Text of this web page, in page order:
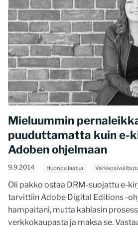
Mieluummin
puuduttamatta kuin e-
Adoben ohjelmaan
9.9.2014 Huonoa laatua Verkkosivuilta
Oli pakko ostaa DRM-suojattu e-
tarvittiin Adobe Digital Editions -
hampaitani, mutta kahlasin
verkkokaupasta ja maksa se.